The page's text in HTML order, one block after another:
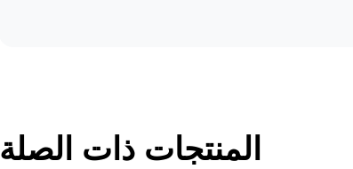
المنتجات ذات الصلة